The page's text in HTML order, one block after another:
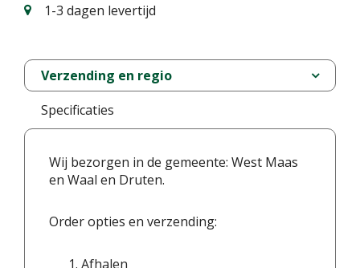
1-3 dagen levertijd
Verzending en regio
Specificaties
Wij bezorgen in de gemeente: West Maas
en Waal en Druten.
Order opties en verzending:
Afhalen